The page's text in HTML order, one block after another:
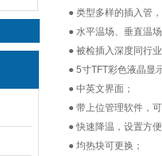
● 类型多样的插入管
● 水平温场、垂直温
● 被检插入深度同行
● 5寸TFT彩色液晶显
● 中英文界面；
● 带上位管理软件，
● 快速降温，设置方
● 均热块可更换；